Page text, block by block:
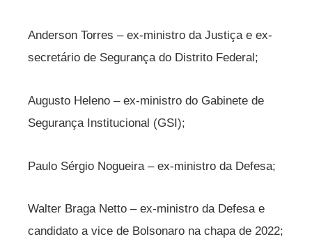
Anderson Torres – ex-ministro da Justiça e ex-
secretário de Segurança do Distrito Federal;
Augusto Heleno – ex-ministro do Gabinete de
Segurança Institucional (GSI);
Paulo Sérgio Nogueira – ex-ministro da Defesa;
Walter Braga Netto – ex-ministro da Defesa e
candidato a vice de Bolsonaro na chapa de 2022;